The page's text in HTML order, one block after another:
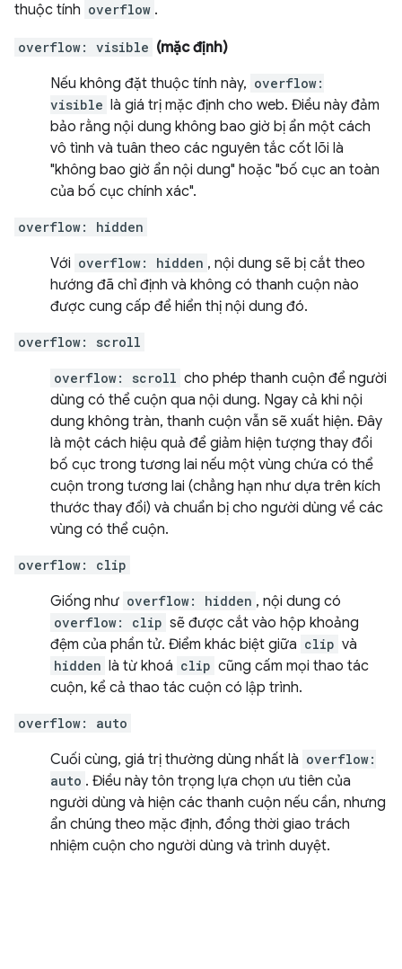
thuộc tính overflow .
overflow: visible (mặc định)
Nếu không đặt thuộc tính này, overflow:
visible là giá trị mặc định cho web. Điều này đảm
bảo rằng nội dung không bao giờ bị ẩn một cách
vô tình và tuân theo các nguyên tắc cốt lõi là
"không bao giờ ẩn nội dung" hoặc "bố cục an toàn
của bố cục chính xác".
overflow: hidden
Với overflow: hidden , nội dung sẽ bị cắt theo
hướng đã chỉ định và không có thanh cuộn nào
được cung cấp để hiển thị nội dung đó.
overflow: scroll
overflow: scroll cho phép thanh cuộn để người
dùng có thể cuộn qua nội dung. Ngay cả khi nội
dung không tràn, thanh cuộn vẫn sẽ xuất hiện. Đây
là một cách hiệu quả để giảm hiện tượng thay đổi
bố cục trong tương lai nếu một vùng chứa có thể
cuộn trong tương lai (chẳng hạn như dựa trên kích
thước thay đổi) và chuẩn bị cho người dùng về các
vùng có thể cuộn.
overflow: clip
Giống như overflow: hidden , nội dung có
overflow: clip sẽ được cắt vào hộp khoảng
đệm của phần tử. Điểm khác biệt giữa clip và
hidden là từ khoá clip cũng cấm mọi thao tác
cuộn, kể cả thao tác cuộn có lập trình.
overflow: auto
Cuối cùng, giá trị thường dùng nhất là overflow:
auto . Điều này tôn trọng lựa chọn ưu tiên của
người dùng và hiện các thanh cuộn nếu cần, nhưng
ẩn chúng theo mặc định, đồng thời giao trách
nhiệm cuộn cho người dùng và trình duyệt.